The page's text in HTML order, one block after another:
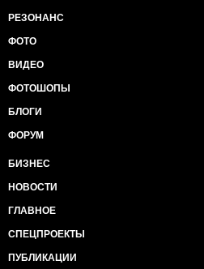
РЕЗОНАНС
ФОТО
ВИДЕО
ФОТОШОПЫ
БЛОГИ
ФОРУМ
БИЗНЕС
НОВОСТИ
ГЛАВНОЕ
СПЕЦПРОЕКТЫ
ПУБЛИКАЦИИ